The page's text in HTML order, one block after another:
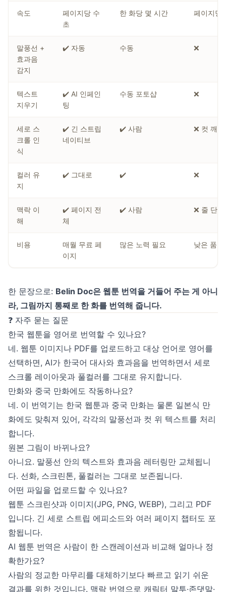
속도
페이지당 수
초
한 화당 몇 시간 페이지당
말풍선 +
효과음
감지
✔️ 자동 수동 ❌
텍스트
지우기
✔️ AI 인페인
팅
수동 포토샵 ❌
세로 스
크롤 인
식
✔️ 긴 스트립
네이티브
✔️ 사람 ❌ 컷 깨짐
컬러 유
지
✔️ 그대로 ✔️ ❌
맥락 이
해
✔️ 페이지 전
체
✔️ 사람 ❌ 줄 단위
비용
매월 무료 페
이지
많은 노력 필요 낮은 품질
한 문장으로: Belin Doc은 웹툰 번역을 거들어 주는 게 아니
라, 그림까지 통째로 한 화를 번역해 줍니다.
❓ 자주 묻는 질문
한국 웹툰을 영어로 번역할 수 있나요?
네. 웹툰 이미지나 PDF를 업로드하고 대상 언어로 영어를
선택하면, AI가 한국어 대사와 효과음을 번역하면서 세로
스크롤 레이아웃과 풀컬러를 그대로 유지합니다.
만화와 중국 만화에도 작동하나요?
네. 이 번역기는 한국 웹툰과 중국 만화는 물론 일본식 만
화에도 맞춰져 있어, 각각의 말풍선과 컷 위 텍스트를 처리
합니다.
원본 그림이 바뀌나요?
아니요. 말풍선 안의 텍스트와 효과음 레터링만 교체됩니
다. 선화, 스크린톤, 풀컬러는 그대로 보존됩니다.
어떤 파일을 업로드할 수 있나요?
웹툰 스크린샷과 이미지(JPG, PNG, WEBP), 그리고 PDF
입니다. 긴 세로 스트립 에피소드와 여러 페이지 챕터도 포
함됩니다.
AI 웹툰 번역은 사람이 한 스캔레이션과 비교해 얼마나 정
확한가요?
사람의 정교한 마무리를 대체하기보다 빠르고 읽기 쉬운
결과를 위한 것입니다. 맥락 번역으로 캐릭터 말투·존댓말·